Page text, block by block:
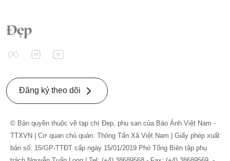
Đăng ký theo dõi
© Bản quyền thuộc về tạp chí Đẹp, phụ san của Báo Ảnh Việt Nam -
TTXVN | Cơ quan chủ quản: Thông Tấn Xã Việt Nam | Giấy phép xuất
bản số: 15/GP-TTĐT cấp ngày 15/01/2019 Phó Tổng Biên tập phụ